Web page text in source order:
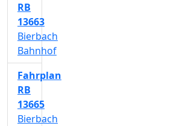
RB
13663
Bierbach
Bahnhof
Fahrplan
RB
13665
Bierbach